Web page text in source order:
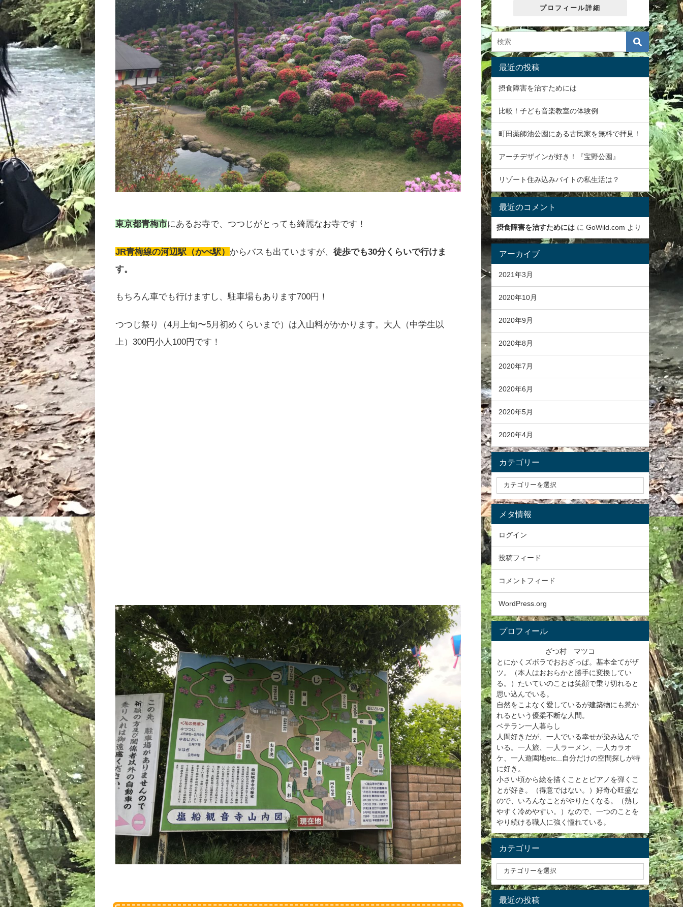
東京都青梅市にあるお寺で、つつじがとっても綺麗なお寺です！
JR青梅線の河辺駅（かべ駅） からバスも出ていますが、徒歩でも30分くらいで行けま
す。
もちろん車でも行けますし、駐車場もあります700円！
つつじ祭り（4月上旬〜5月初めくらいまで）は入山料がかかります。大人（中学生以
上）300円小人100円です！
プロフィール詳細
最近の投稿
摂食障害を治すためには
比較！子ども音楽教室の体験例
町田薬師池公園にある古民家を無料で拝見！
アーチデザインが好き！『宝野公園』
リゾート住み込みバイトの私生活は？
最近のコメント
摂食障害を治すためにはに GoWild.com より
アーカイブ
2021年3月
2020年10月
2020年9月
2020年8月
2020年7月
2020年6月
2020年5月
2020年4月
カテゴリー
メタ情報
ログイン
投稿フィード
コメントフィード
WordPress.org
プロフィール
ざつ村 マツコ
とにかくズボラでおおざっぱ。基本全てがザ
ツ。（本人はおおらかと勝手に変換してい
る。）たいていのことは笑顔で乗り切れると
思い込んでいる。
自然をこよなく愛しているが建築物にも惹か
れるという優柔不断な人間。
ベテラン一人暮らし
人間好きだが、一人でいる幸せが染み込んで
いる。一人旅、一人ラーメン、一人カラオ
ケ、一人遊園地etc...自分だけの空間探しが特
に好き。
小さい頃から絵を描くこととピアノを弾くこ
とが好き。（得意ではない。）好奇心旺盛な
ので、いろんなことがやりたくなる。（熱し
やすく冷めやすい。）なので、一つのことを
やり続ける職人に強く憧れている。
カテゴリー
最近の投稿